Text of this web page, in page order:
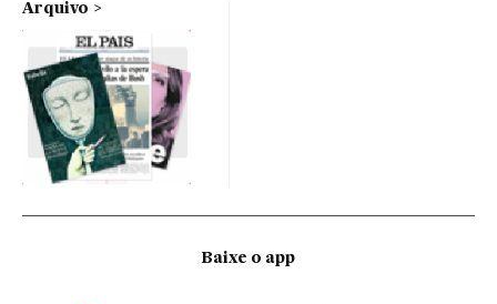
Arquivo
Baixe o app